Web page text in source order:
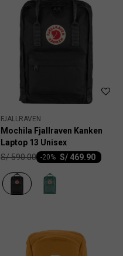
FJALLRAVEN
Mochila Fjallraven Kanken
Laptop 13 Unisex
S/ 469.90
-20
S/590.00